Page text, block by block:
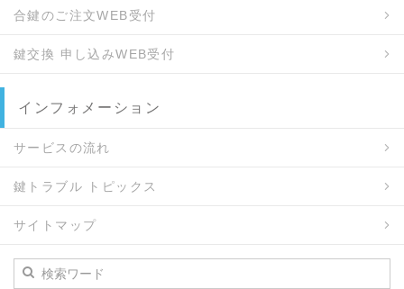
合鍵のご注文WEB受付
鍵交換 申し込みWEB受付
インフォメーション
サービスの流れ
鍵トラブル トピックス
サイトマップ